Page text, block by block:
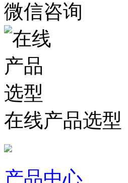
微信咨询
在线产品选型
产品中心